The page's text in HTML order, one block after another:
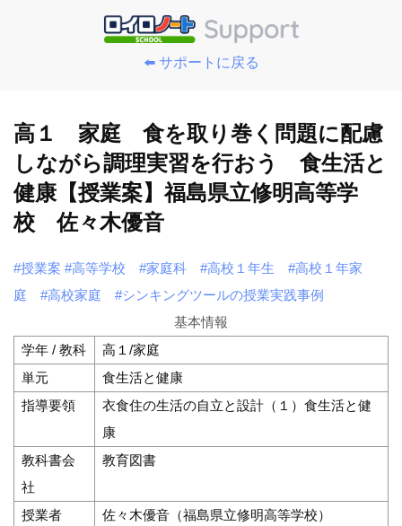
⬅️ サポートに戻る
高１ 家庭 食を取り巻く問題に配慮
しながら調理実習を行おう 食生活と
健康【授業案】福島県立修明高等学
校 佐々木優音
#授業案 #高等学校 #家庭科 #高校１年生
#高校１年家
庭
#高校家庭
#シンキングツールの授業実践事例
基本情報
学年 / 教科
高１/家庭
単元
食生活と健康
指導要領
衣食住の生活の自立と設計（１）食生活と健
康
教科書会
社
教育図書
授業者 佐々木優音（福島県立修明高等学校）